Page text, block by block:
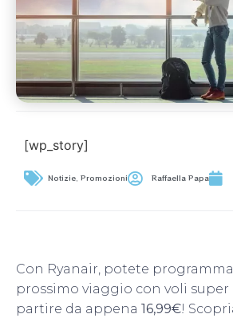
[wp_story]
Notizie, Promozioni Raffaella Papa
Con Ryanair, potete
prossimo viaggio con voli super
partire da appena 16,99€!